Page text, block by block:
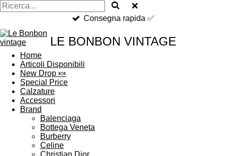
Consegna rapida ✅
LE BONBON VINTAGE
Home
Articoli Disponibili
New Drop 🍬
Special Price
Calzature
Accessori
Brand
Balenciaga
Bottega Veneta
Burberry
Celine
Christian Dior